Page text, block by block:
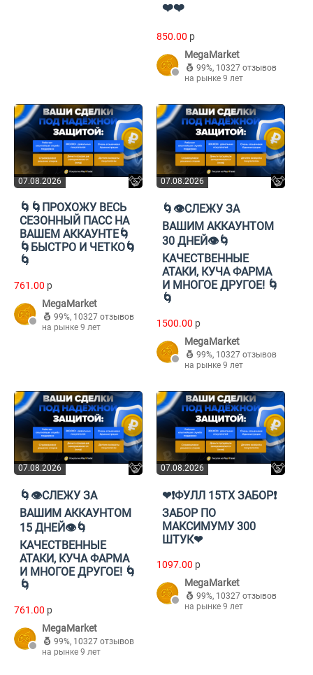
❤️❤️
850.00 p
MegaMarket
99%, 10327 отзывов
на рынке 9 лет
07.08.2026
🌀🌀ПРОХОЖУ ВЕСЬ
СЕЗОННЫЙ ПАСС НА
ВАШЕМ АККАУНТЕ🌀
🌀БЫСТРО И ЧЕТКО🌀
🌀
761.00 p
MegaMarket
99%, 10327 отзывов
на рынке 9 лет
07.08.2026
🌀👁️СЛЕЖУ ЗА
ВАШИМ АККАУНТОМ
30 ДНЕЙ👁️🌀
КАЧЕСТВЕННЫЕ
АТАКИ, КУЧА ФАРМА
И МНОГОЕ ДРУГОЕ! 🌀
🌀
1500.00 p
MegaMarket
99%, 10327 отзывов
на рынке 9 лет
07.08.2026
🌀👁️СЛЕЖУ ЗА
ВАШИМ АККАУНТОМ
15 ДНЕЙ👁️🌀
КАЧЕСТВЕННЫЕ
АТАКИ, КУЧА ФАРМА
И МНОГОЕ ДРУГОЕ! 🌀
🌀
761.00 p
MegaMarket
99%, 10327 отзывов
на рынке 9 лет
07.08.2026
❤❗ФУЛЛ 15ТХ ЗАБОР❗
ЗАБОР ПО
МАКСИМУМУ 300
ШТУК❤
1097.00 p
MegaMarket
99%, 10327 отзывов
на рынке 9 лет